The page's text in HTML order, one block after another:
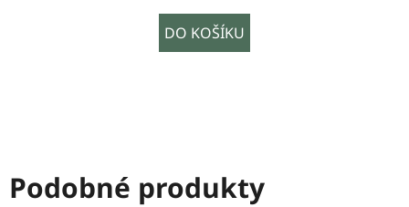
DO KOŠÍKU
Podobné produkty